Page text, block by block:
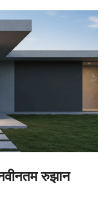
नवीनतम रुझान